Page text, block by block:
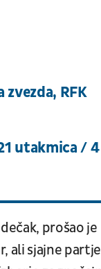
RFK
utakmica / 4
prošao je
ali sjajne partje